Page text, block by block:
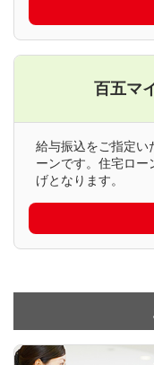
百五マ
給与振込をご指定い
ーンです。住宅ロ
げとなります。